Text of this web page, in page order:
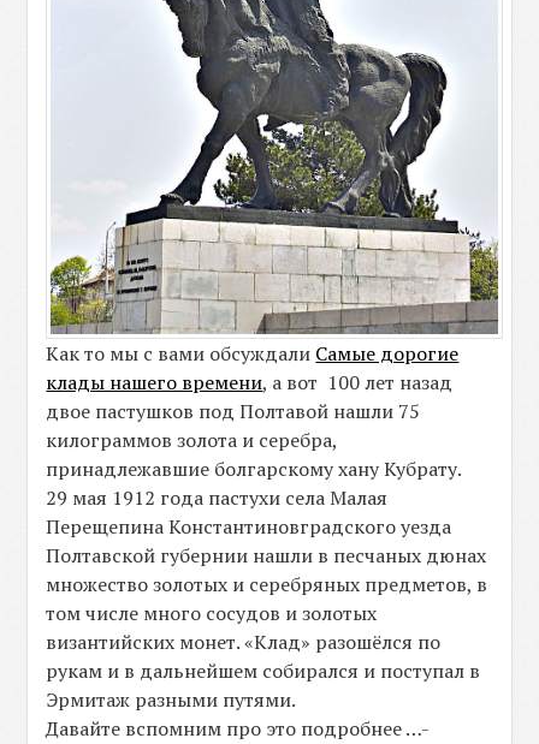
Как то мы с вами обсуждали Самые дорогие
клады нашего времени, а вот 100 лет назад
двое пастушков под Полтавой нашли 75
килограммов золота и серебра,
принадлежавшие болгарскому хану Кубрату.
29 мая 1912 года пастухи села Малая
Перещепина Константиновградского уезда
Полтавской губернии нашли в песчаных дюнах
множество золотых и серебряных предметов, в
том числе много сосудов и золотых
византийских монет. «Клад» разошёлся по
рукам и в дальнейшем собирался и поступал в
Эрмитаж разными путями.
Давайте вспомним про это подробнее …-